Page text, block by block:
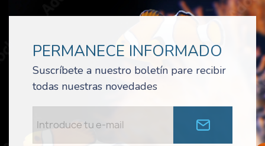
PERMANECE INFORMADO
Suscríbete a nuestro boletín pare recibir
todas nuestras novedades